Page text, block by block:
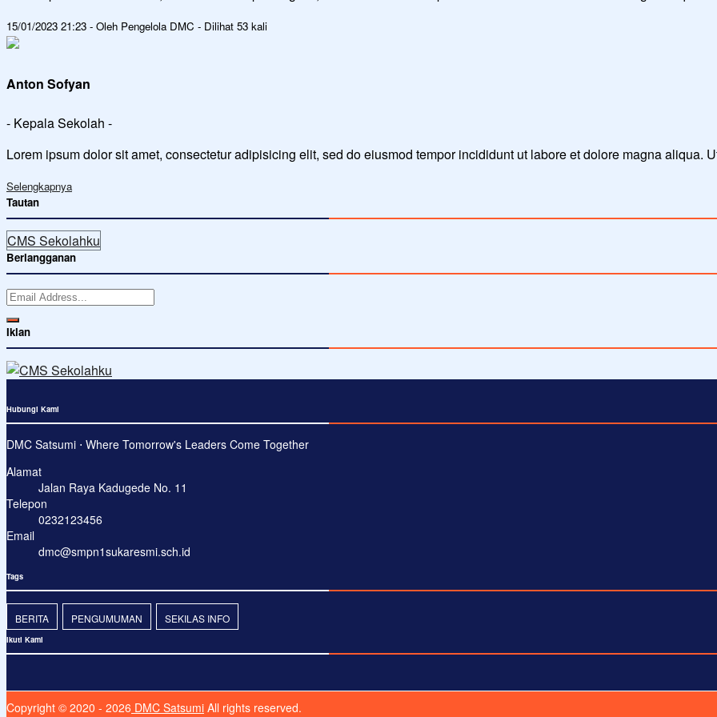
15/01/2023 21:23 - Oleh Pengelola DMC - Dilihat 53 kali
Anton Sofyan
- Kepala Sekolah -
Lorem ipsum dolor sit amet, consectetur adipisicing elit, sed do eiusmod tempor incididunt ut labore et dolore magna aliqua.
Selengkapnya
Tautan
CMS Sekolahku
Berlangganan
Iklan
Hubungi Kami
DMC Satsumi ⋅ Where Tomorrow's Leaders Come Together
Alamat
Jalan Raya Kadugede No. 11
Telepon
0232123456
Email
dmc@smpn1sukaresmi.sch.id
Tags
BERITA PENGUMUMAN SEKILAS INFO
Ikuti Kami
Copyright © 2020 - 2026 DMC Satsumi All rights reserved.